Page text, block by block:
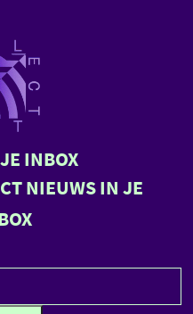
INBOX
NIEUWS IN JE